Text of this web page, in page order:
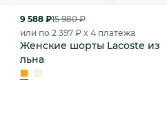
9 588 ₽15 980 ₽
или по 2 397 ₽ x 4 платежа
Женские шорты Lacoste из
льна